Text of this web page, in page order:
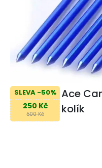
SLEVA -50%
250 Kč
500 Kč
Ace
kolík